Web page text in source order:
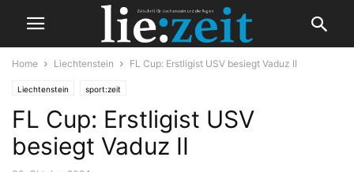
Home Liechtenstein FL Cup: Erstligist USV besiegt Vaduz II
Liechtenstein sport:zeit
FL Cup: Erstligist USV
besiegt Vaduz II